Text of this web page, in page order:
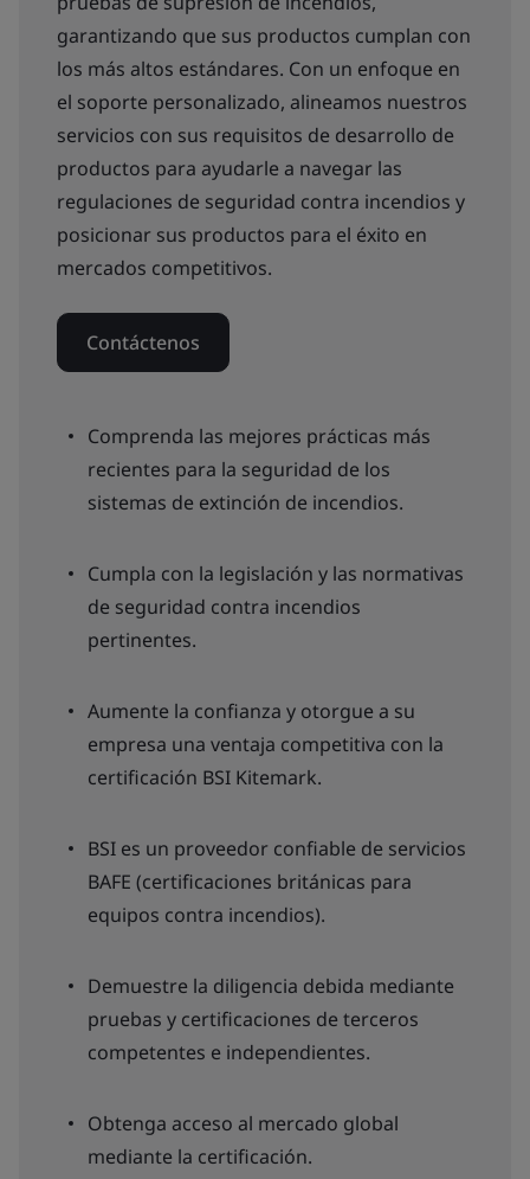
garantizando que sus productos cumplan con
los más altos estándares. Con un enfoque en
el soporte personalizado, alineamos nuestros
servicios con sus requisitos de desarrollo de
productos para ayudarle a navegar las
regulaciones de seguridad contra incendios y
posicionar sus productos para el éxito en
mercados competitivos.
Contáctenos
Comprenda las mejores prácticas más
recientes para la seguridad de los
sistemas de extinción de incendios.
Cumpla con la legislación y las normativas
de seguridad contra incendios
pertinentes.
Aumente la confianza y otorgue a su
empresa una ventaja competitiva con la
certificación BSI Kitemark.
BSI es un proveedor confiable de servicios
BAFE (certificaciones británicas para
equipos contra incendios).
Demuestre la diligencia debida mediante
pruebas y certificaciones de terceros
competentes e independientes.
Obtenga acceso al mercado global
mediante la certificación.